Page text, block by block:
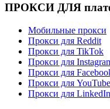
ПРОКСИ ДЛЯ
Мобильные прокси
Прокси для Reddit
Прокси для TikTok
Прокси для
Прокси для
Прокси для YouTube
Прокси для LinkedIn